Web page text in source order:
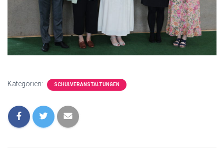
Kategorien: SCHULVERANSTALTUNGEN